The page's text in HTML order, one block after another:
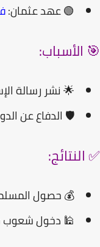
🟢عهد عثمان:
🌟 نشر رسالة
🛡️ الدفاع عن
💰 حصول
🕌 دخول شعوب